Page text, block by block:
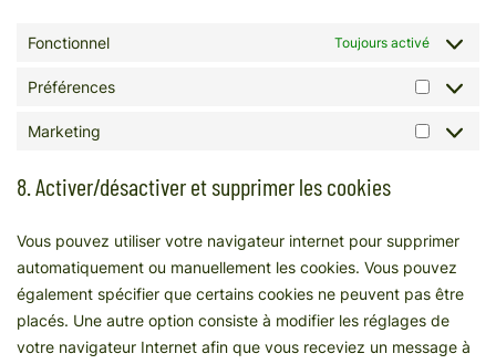
Fonctionnel Toujours activé
Préférences
Marketing
8. Activer/désactiver et supprimer les cookies
Vous pouvez utiliser votre navigateur internet pour supprimer
automatiquement ou manuellement les cookies. Vous pouvez
également spécifier que certains cookies ne peuvent pas être
placés. Une autre option consiste à modifier les réglages de
votre navigateur Internet afin que vous receviez un message à